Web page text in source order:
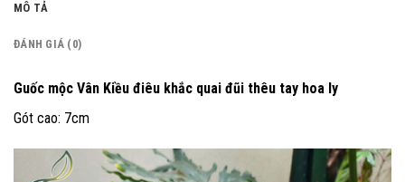
MÔ TẢ
ĐÁNH GIÁ (0)
Guốc mộc Vân Kiều điêu khắc quai đũi thêu tay hoa ly
Gót cao: 7cm